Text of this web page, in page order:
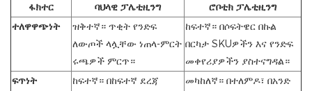
ፋክተር
ባህላዊ ፓሌቲዚንግ
ሮቦቲክ ፓሌቲዚንግ
ተለዋዋጭነት
ዝቅተኛ። ጥቂት የንድፍ
ለውጦች ላሏቸው ነጠላ-ምርት
ሩጫዎች ምርጥ።
ከፍተኛ። በሶፍትዌር በኩል
በርካታ SKUዎችን እና የንድፍ
መቀየሪያዎችን ያስተናግዳል።
ፍጥነት
ከፍተኛ። በከፍተኛ ደረጃ
መካከለኛ። በተለምዶ፣ በአንድ